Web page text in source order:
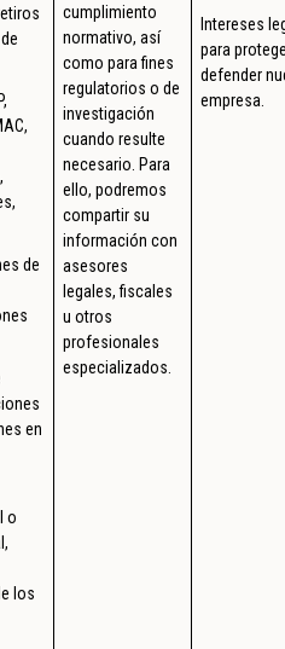
de
en
o
los
cumplimiento
normativo, así
como para fines
regulatorios o de
investigación
cuando resulte
necesario. Para
ello, podremos
compartir su
información con
asesores
legales, fiscales
u otros
profesionales
especializados.
Intereses
para
defender
empresa.